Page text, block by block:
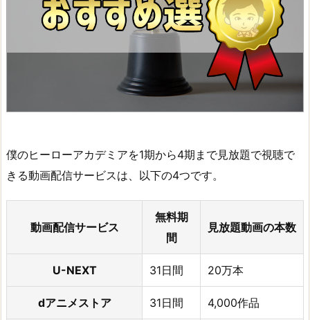
僕のヒーローアカデミアを1期から4期まで見放題で視聴で
きる動画配信サービスは、以下の4つです。
動画配信サービス
無料期
間
見放題動画の本数
U-NEXT 31日間 20万本
dアニメストア 31日間 4,000作品